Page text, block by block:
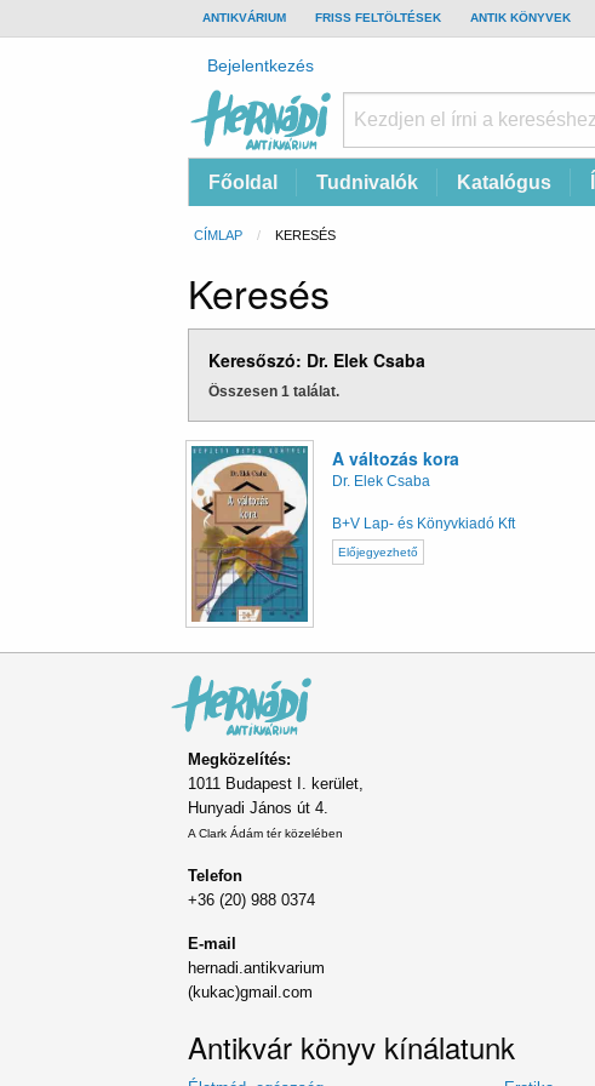
TOP
BAR
ANTIKVÁRIUM FRISS FELTÖLTÉSEK ANTIK KÖNYVEK
Felhasználói
fiók
menüje
Bejelentkezés
Antikvárium
Online
Fő
navigáció
Főoldal Tudnivalók Katalógus
Morzsa
CÍMLAP CURRENT:
KERESÉS
Keresés
Keresőszó: Dr. Elek Csaba
Összesen 1 találat.
A változás kora
Dr. Elek Csaba
B+V Lap- és Könyvkiadó Kft
Előjegyezhető
Megközelítés:
1011 Budapest I. kerület,
Hunyadi János út 4.
A Clark Ádám tér közelében
Telefon
+36 (20) 988 0374
E-mail
hernadi.antikvarium
(kukac)gmail.com
Antikvár könyv kínálatunk